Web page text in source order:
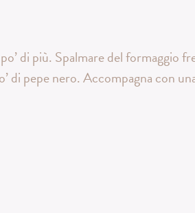
di più. Spalmare del formaggio
pepe nero. Accompagna con